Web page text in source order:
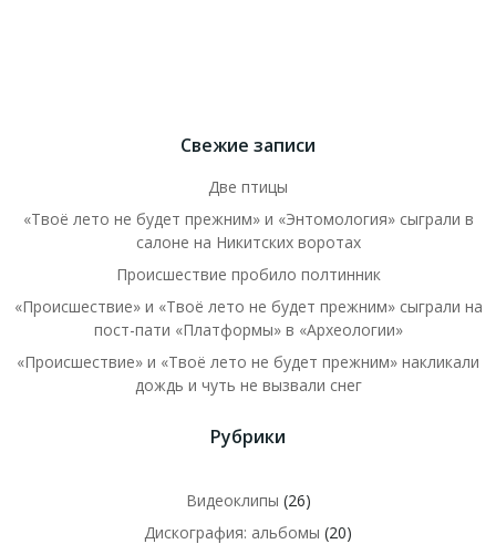
Свежие записи
Две птицы
«Твоё лето не будет прежним» и «Энтомология» сыграли в
салоне на Никитских воротах
Происшествие пробило полтинник
«Происшествие» и «Твоё лето не будет прежним» сыграли на
пост-пати «Платформы» в «Археологии»
«Происшествие» и «Твоё лето не будет прежним» накликали
дождь и чуть не вызвали снег
Рубрики
Видеоклипы (26)
Дискография: альбомы (20)